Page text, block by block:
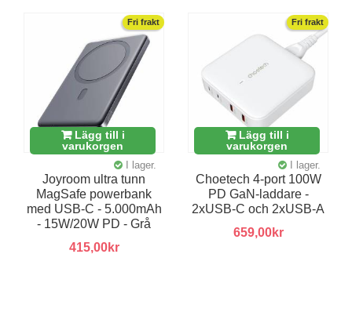
Fri frakt
Lägg till i
varukorgen
I lager.
Joyroom ultra tunn
MagSafe powerbank
med USB-C - 5.000mAh
- 15W/20W PD - Grå
415,00kr
Fri frakt
Lägg till i
varukorgen
I lager.
Choetech 4-port 100W
PD GaN-laddare -
2xUSB-C och 2xUSB-A
659,00kr